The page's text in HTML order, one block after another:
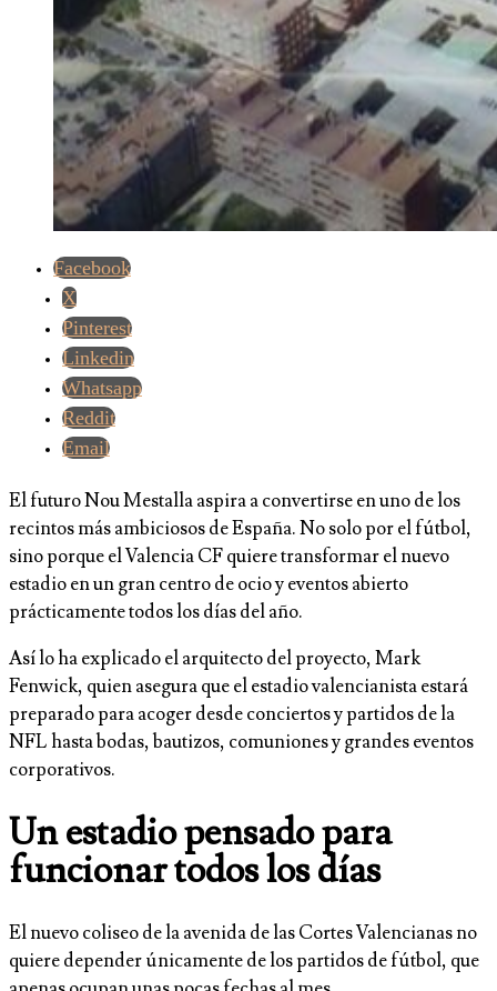
Facebook
X
Pinterest
Linkedin
Whatsapp
Reddit
Email
El futuro Nou Mestalla aspira a convertirse en uno de los
recintos más ambiciosos de España. No solo por el fútbol,
sino porque el Valencia CF quiere transformar el nuevo
estadio en un gran centro de ocio y eventos abierto
prácticamente todos los días del año.
Así lo ha explicado el arquitecto del proyecto, Mark
Fenwick, quien asegura que el estadio valencianista estará
preparado para acoger desde conciertos y partidos de la
NFL hasta bodas, bautizos, comuniones y grandes eventos
corporativos.
Un estadio pensado para
funcionar todos los días
El nuevo coliseo de la avenida de las Cortes Valencianas no
quiere depender únicamente de los partidos de fútbol, que